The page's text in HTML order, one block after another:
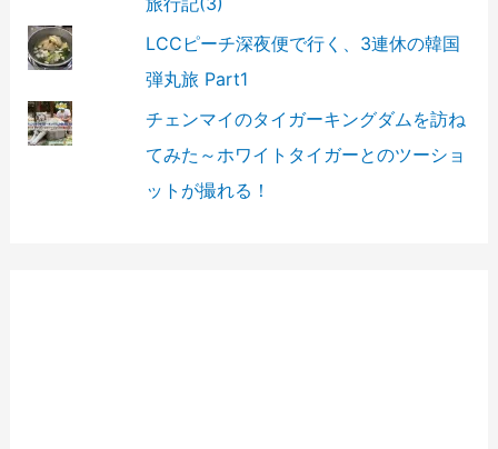
LCCピーチ深夜便で行く、3連休の韓国
弾丸旅 Part1
チェンマイのタイガーキングダムを訪ね
てみた～ホワイトタイガーとのツーショ
ットが撮れる！